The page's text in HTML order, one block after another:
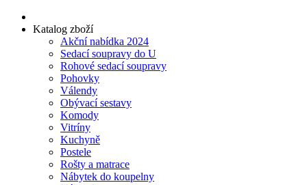
Katalog zboží
Akční nabídka 2024
Sedací soupravy do U
Rohové sedací soupravy
Pohovky
Válendy
Obývací sestavy
Komody
Vitríny
Kuchyně
Postele
Rošty a matrace
Nábytek do koupelny